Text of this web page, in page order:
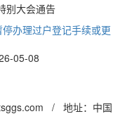
别大会通告
办理过户登记手续或更
05-08
/ 地址：中国